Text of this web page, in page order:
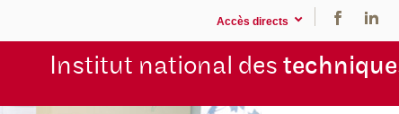
Accès directs
Institut national des